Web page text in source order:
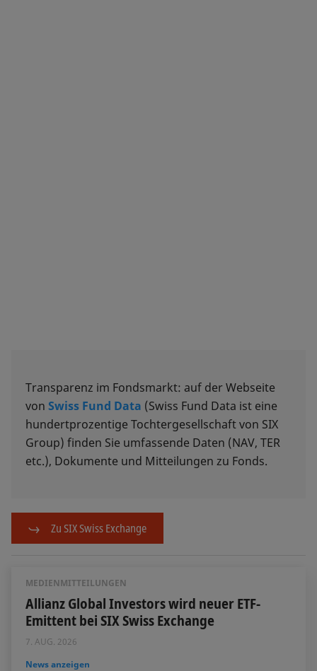
Transparenz im Fondsmarkt: auf der Webseite
von Swiss Fund Data (Swiss Fund Data ist eine
hundertprozentige Tochtergesellschaft von SIX
Group) finden Sie umfassende Daten (NAV, TER
etc.), Dokumente und Mitteilungen zu Fonds.
Zu SIX Swiss Exchange
MEDIENMITTEILUNGEN
Allianz Global Investors wird neuer ETF-
Emittent bei SIX Swiss Exchange
7. AUG. 2026
News anzeigen